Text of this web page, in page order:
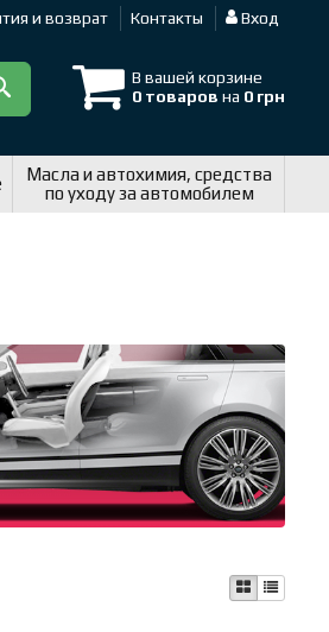
и возврат Контакты Вход
В вашей корзине
0 товаров на 0 грн
Масла и автохимия, средства
по уходу за автомобилем